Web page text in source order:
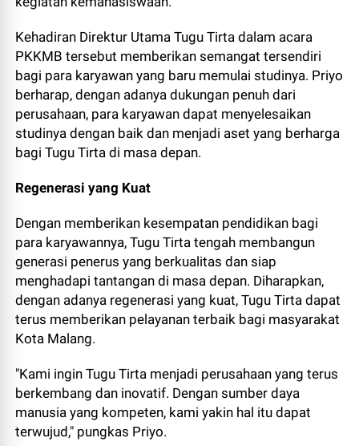
Kehadiran Direktur Utama Tugu Tirta dalam acara
PKKMB tersebut memberikan semangat tersendiri
bagi para karyawan yang baru memulai studinya. Priyo
berharap, dengan adanya dukungan penuh dari
perusahaan, para karyawan dapat menyelesaikan
studinya dengan baik dan menjadi aset yang berharga
bagi Tugu Tirta di masa depan.
Regenerasi yang Kuat
Dengan memberikan kesempatan pendidikan bagi
para karyawannya, Tugu Tirta tengah membangun
generasi penerus yang berkualitas dan siap
menghadapi tantangan di masa depan. Diharapkan,
dengan adanya regenerasi yang kuat, Tugu Tirta dapat
terus memberikan pelayanan terbaik bagi masyarakat
Kota Malang.
"Kami ingin Tugu Tirta menjadi perusahaan yang terus
berkembang dan inovatif. Dengan sumber daya
manusia yang kompeten, kami yakin hal itu dapat
terwujud," pungkas Priyo.